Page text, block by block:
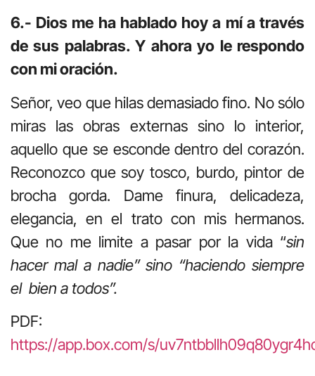
6.- Dios me ha hablado hoy a mí a través
de sus palabras. Y ahora yo le respondo
con mi oración.
Señor, veo que hilas demasiado fino. No sólo
miras las obras externas sino lo interior,
aquello que se esconde dentro del corazón.
Reconozco que soy tosco, burdo, pintor de
brocha gorda. Dame finura, delicadeza,
elegancia, en el trato con mis hermanos.
Que no me limite a pasar por la vida “sin
hacer mal a nadie” sino “haciendo siempre
el bien a todos”.
PDF:
https://app.box.com/s/